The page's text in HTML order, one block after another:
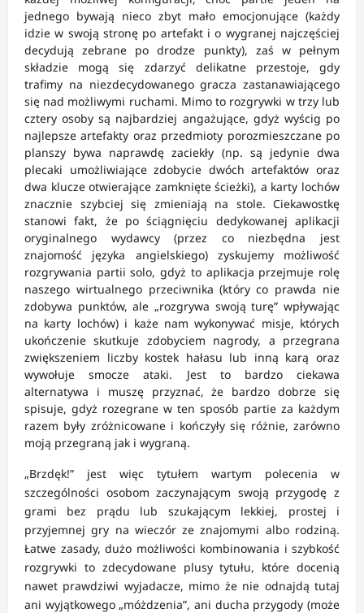
jednego bywają nieco zbyt mało emocjonujące (każdy
idzie w swoją stronę po artefakt i o wygranej najczęściej
decydują zebrane po drodze punkty), zaś w pełnym
składzie mogą się zdarzyć delikatne przestoje, gdy
trafimy na niezdecydowanego gracza zastanawiającego
się nad możliwymi ruchami. Mimo to rozgrywki w trzy lub
cztery osoby są najbardziej angażujące, gdyż wyścig po
najlepsze artefakty oraz przedmioty porozmieszczane po
planszy bywa naprawdę zaciekły (np. są jedynie dwa
plecaki umożliwiające zdobycie dwóch artefaktów oraz
dwa klucze otwierające zamknięte ścieżki), a karty lochów
znacznie szybciej się zmieniają na stole. Ciekawostkę
stanowi fakt, że po ściągnięciu dedykowanej aplikacji
oryginalnego wydawcy (przez co niezbędna jest
znajomość języka angielskiego) zyskujemy możliwość
rozgrywania partii solo, gdyż to aplikacja przejmuje rolę
naszego wirtualnego przeciwnika (który co prawda nie
zdobywa punktów, ale „rozgrywa swoją turę” wpływając
na karty lochów) i każe nam wykonywać misje, których
ukończenie skutkuje zdobyciem nagrody, a przegrana
zwiększeniem liczby kostek hałasu lub inną karą oraz
wywołuje smocze ataki. Jest to bardzo ciekawa
alternatywa i muszę przyznać, że bardzo dobrze się
spisuje, gdyż rozegrane w ten sposób partie za każdym
razem były zróżnicowane i kończyły się różnie, zarówno
moją przegraną jak i wygraną.
„Brzdęk!” jest więc tytułem wartym polecenia w
szczególności osobom zaczynającym swoją przygodę z
grami bez prądu lub szukającym lekkiej, prostej i
przyjemnej gry na wieczór ze znajomymi albo rodziną.
Łatwe zasady, dużo możliwości kombinowania i szybkość
rozgrywki to zdecydowane plusy tytułu, które docenią
nawet prawdziwi wyjadacze, mimo że nie odnajdą tutaj
ani wyjątkowego „móżdzenia”, ani ducha przygody (może